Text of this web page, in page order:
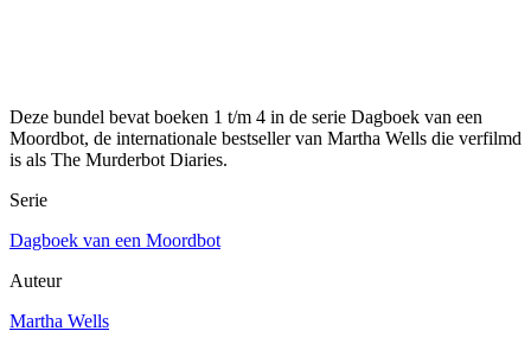
Deze bundel bevat boeken 1 t/m 4 in de serie Dagboek van een
Moordbot, de internationale bestseller van Martha Wells die verfilmd
is als The Murderbot Diaries.
Serie
Dagboek van een Moordbot
Auteur
Martha Wells